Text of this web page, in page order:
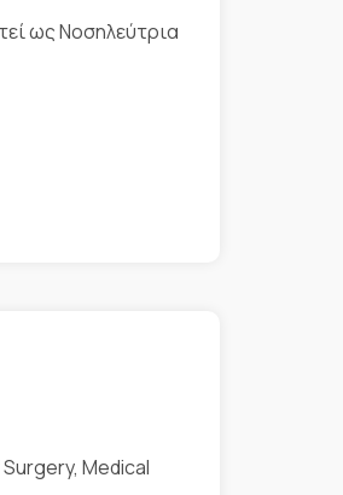
ως Νοσηλεύτρια
Medical